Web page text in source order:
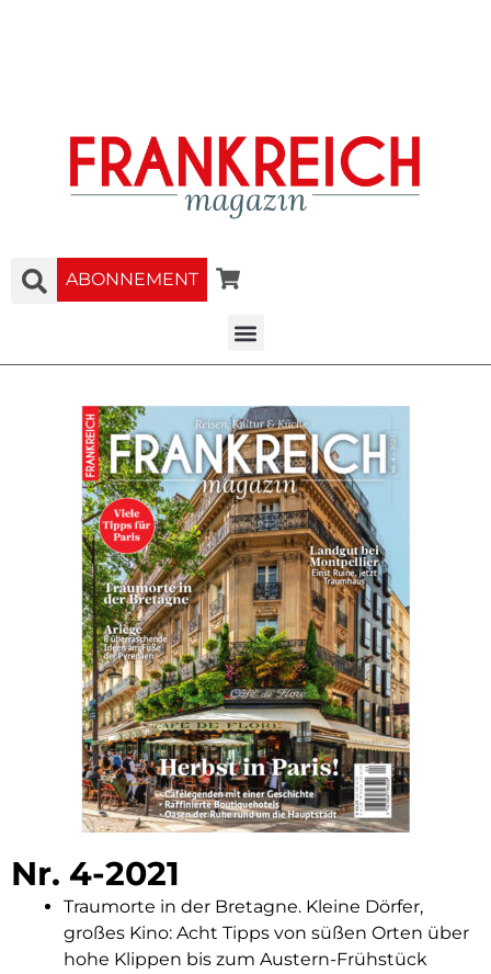
ABONNEMENT
Nr. 4-2021
Traumorte in der Bretagne. Kleine Dörfer,
großes Kino: Acht Tipps von süßen Orten über
hohe Klippen bis zum Austern-Frühstück